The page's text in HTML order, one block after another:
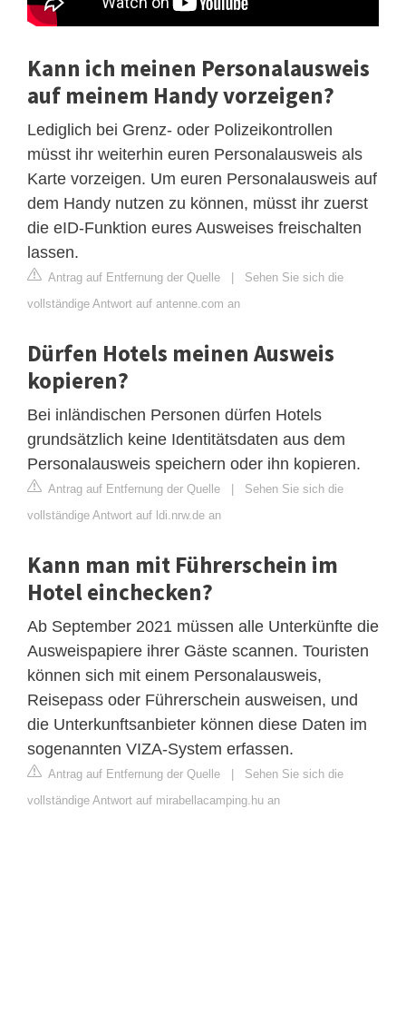
Kann ich meinen Personalausweis
auf meinem Handy vorzeigen?
Lediglich bei Grenz- oder Polizeikontrollen
müsst ihr weiterhin euren Personalausweis als
Karte vorzeigen. Um euren Personalausweis auf
dem Handy nutzen zu können, müsst ihr zuerst
die eID-Funktion eures Ausweises freischalten
lassen.
Antrag auf Entfernung der Quelle | Sehen Sie sich die
vollständige Antwort auf antenne.com an
Dürfen Hotels meinen Ausweis
kopieren?
Bei inländischen Personen dürfen Hotels
grundsätzlich keine Identitätsdaten aus dem
Personalausweis speichern oder ihn kopieren.
Antrag auf Entfernung der Quelle | Sehen Sie sich die
vollständige Antwort auf ldi.nrw.de an
Kann man mit Führerschein im
Hotel einchecken?
Ab September 2021 müssen alle Unterkünfte die
Ausweispapiere ihrer Gäste scannen. Touristen
können sich mit einem Personalausweis,
Reisepass oder Führerschein ausweisen, und
die Unterkunftsanbieter können diese Daten im
sogenannten VIZA-System erfassen.
Antrag auf Entfernung der Quelle | Sehen Sie sich die
vollständige Antwort auf mirabellacamping.hu an